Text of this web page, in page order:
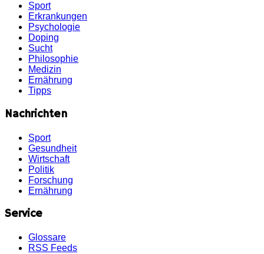
Sport
Erkrankungen
Psychologie
Doping
Sucht
Philosophie
Medizin
Ernährung
Tipps
Nachrichten
Sport
Gesundheit
Wirtschaft
Politik
Forschung
Ernährung
Service
Glossare
RSS Feeds